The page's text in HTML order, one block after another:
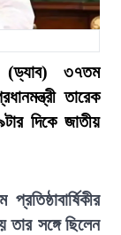
(ড্যাব) ৩৭তম
তারেক
দিকে জাতীয়
সঙ্গে ছিলেন